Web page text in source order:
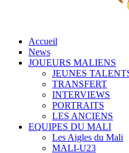
Accueil
News
JOUEURS MALIENS
JEUNES
TRANSFERT
INTERVIEWS
PORTRAITS
LES ANCIENS
EQUIPES DU MALI
Les Aigles du Mali
MALI-U23